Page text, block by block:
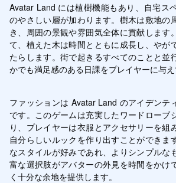
Avatar Land には植樹機能もあり、自宅ス
のやさしい層が加わります。樹木は敷地の
き、周囲の景観や雰囲気全体に貢献します
て、植えた木は時間とともに成長し、やが
たらします。街で起きるすべてのことと並
かでも満足感のある日課をプレイヤーに与え
ファッションは Avatar Land のアイデンテ
です。このゲームは充実したワードローブ
り、プレイヤーは衣服とアクセサリーを組
自分らしいルックを作り出すことができま
なスタイルが好みであれ、よりシンプルな
富な選択肢がアバターの外見を時間をかけ
く十分な余地を提供します。